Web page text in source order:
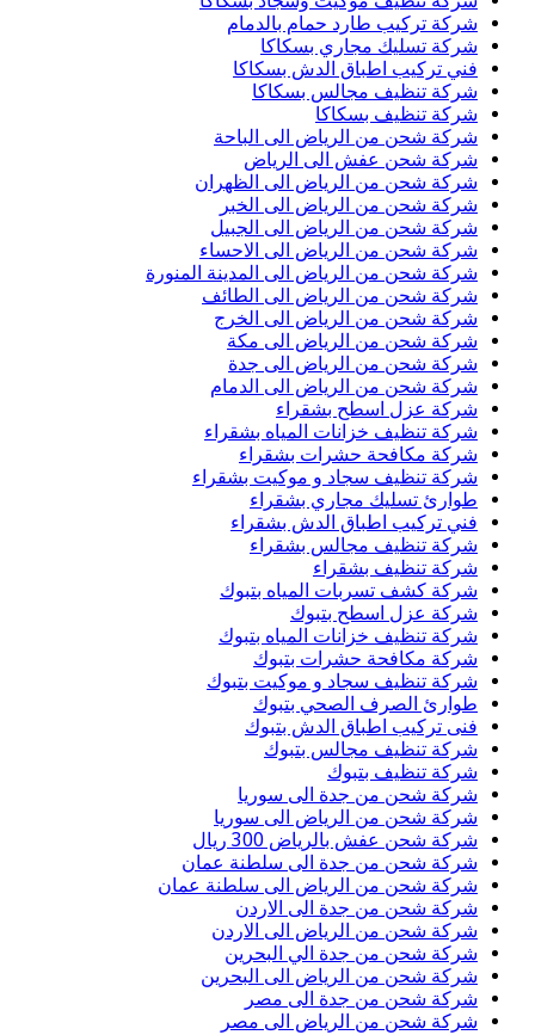
شركة تركيب طارد حمام بالدمام
شركة تسليك مجاري بسكاكا
فني تركيب اطباق الدش بسكاكا
شركة تنظيف مجالس بسكاكا
شركة تنظيف بسكاكا
شركة شحن من الرياض الى الباحة
شركة شحن عفش الى الرياض
شركة شحن من الرياض الى الظهران
شركة شحن من الرياض الى الخبر
شركة شحن من الرياض الى الجبيل
شركة شحن من الرياض الى الاحساء
شركة شحن من الرياض الى المدينة المنورة
شركة شحن من الرياض الى الطائف
شركة شحن من الرياض الى الخرج
شركة شحن من الرياض الى مكة
شركة شحن من الرياض الى جدة
شركة شحن من الرياض الى الدمام
شركة عزل اسطح بشقراء
شركة تنظيف خزانات المياه بشقراء
شركة مكافحة حشرات بشقراء
شركة تنظيف سجاد و موكيت بشقراء
طوارئ تسليك مجاري بشقراء
فني تركيب اطباق الدش بشقراء
شركة تنظيف مجالس بشقراء
شركة تنظيف بشقراء
شركة كشف تسربات المياه بتبوك
شركة عزل اسطح بتبوك
شركة تنظيف خزانات المياه بتبوك
شركة مكافحة حشرات بتبوك
شركة تنظيف سجاد و موكيت بتبوك
طوارئ الصرف الصحي بتبوك
فنى تركيب اطباق الدش بتبوك
شركة تنظيف مجالس بتبوك
شركة تنظيف بتبوك
شركة شحن من جدة الى سوريا
شركة شحن من الرياض الى سوريا
شركة شحن عفش بالرياض 300 ريال
شركة شحن من جدة الى سلطنة عمان
شركة شحن من الرياض الى سلطنة عمان
شركة شحن من جدة الى الاردن
شركة شحن من الرياض الى الاردن
شركة شحن من جدة الي البحرين
شركة شحن من الرياض الى البحرين
شركة شحن من جدة الى مصر
شركة شحن من الرياض الى مصر